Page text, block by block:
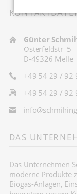
Günter
Osterfeldstr. 5
D-49326 Melle
+49 54 29 / 92
+49 54 29 / 92
DAS
Das Unternehmen
moderne Produkte
Biogas-Anlagen,